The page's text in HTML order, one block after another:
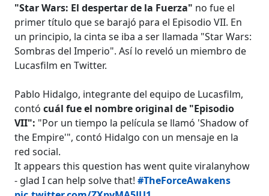
"Star Wars: El despertar de la Fuerza" no fue el
primer título que se barajó para el Episodio VII. En
un principio, la cinta se iba a ser llamada "Star Wars:
Sombras del Imperio". Así lo reveló un miembro de
Lucasfilm en Twitter.
Pablo Hidalgo, integrante del equipo de Lucasfilm,
contócuál fue el nombre original de "Episodio
VII": "Por un tiempo la película se llamó 'Shadow of
the Empire'", contó Hidalgo con un mensaje en la
red social.
It appears this question has went quite viralanyhow
- glad I can help solve that!#TheForceAwakens